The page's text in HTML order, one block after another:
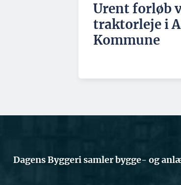
Urent forløb
traktorleje i
Kommune
Dagens Byggeri samler bygge- og